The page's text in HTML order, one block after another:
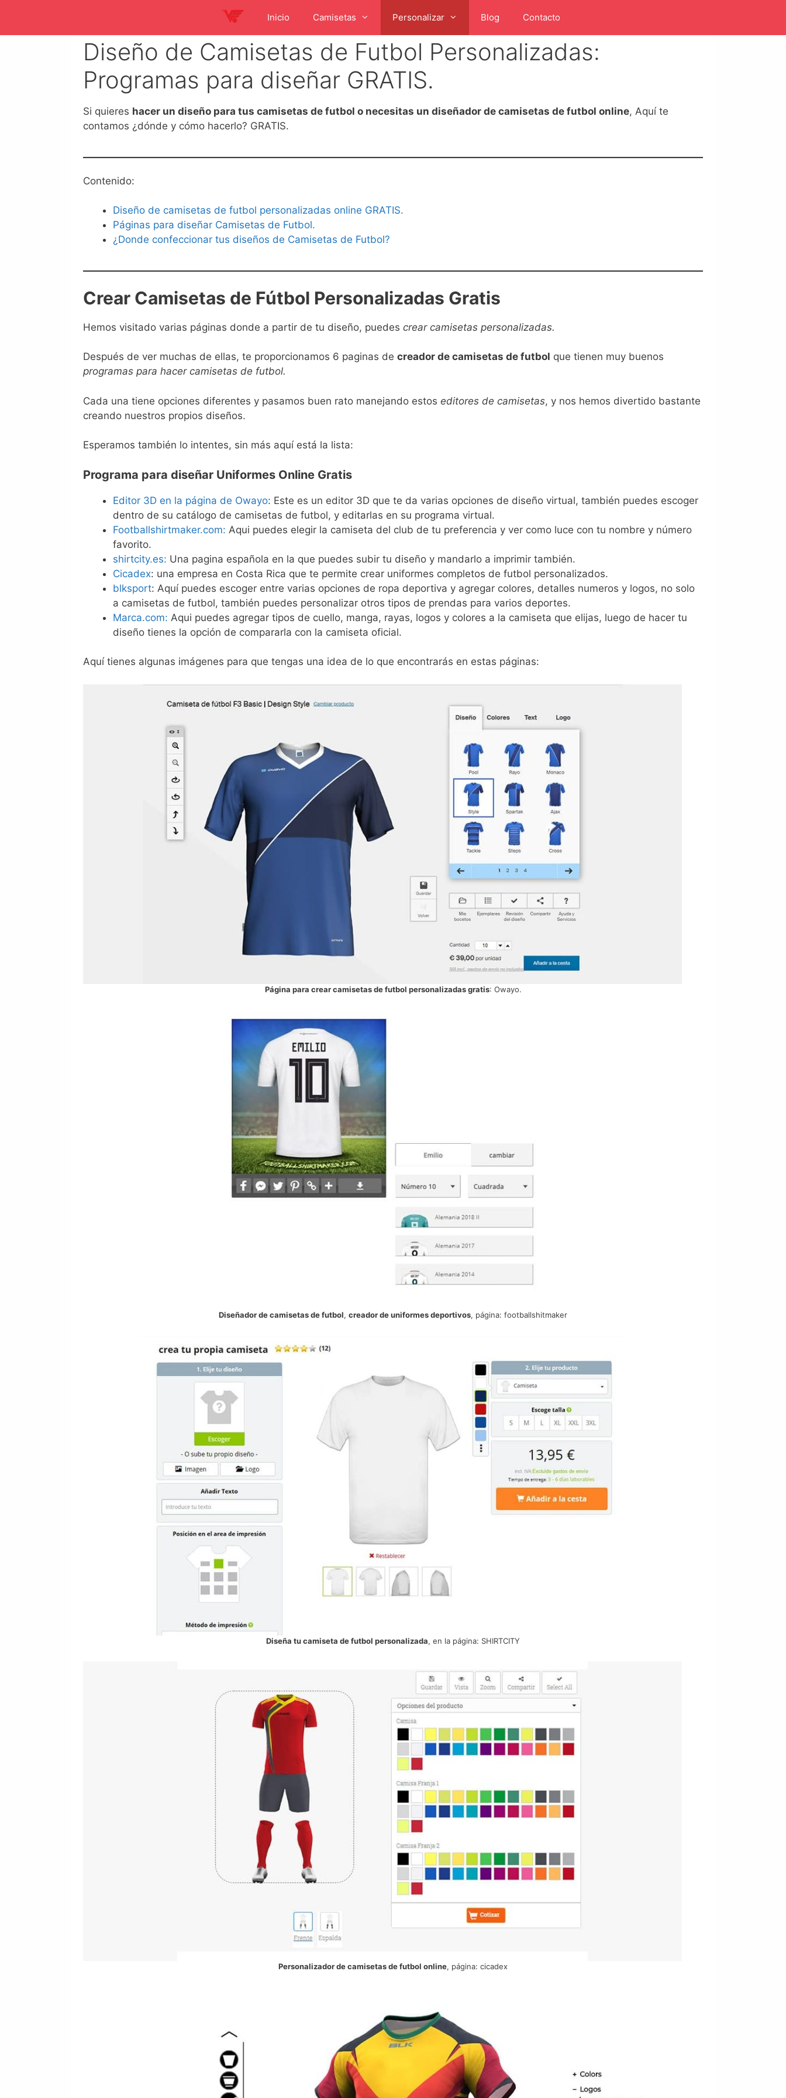
contenido
Inicio Camisetas Personalizar Blog Contacto
Diseño de Camisetas de Futbol Personalizadas:
Programas para diseñar GRATIS.
Si quieres hacer un diseño para tus camisetas de futbol o necesitas un diseñador de camisetas de futbol online, Aquí te
contamos ¿dónde y cómo hacerlo? GRATIS.
Contenido:
Diseño de camisetas de futbol personalizadas online GRATIS.
Páginas para diseñar Camisetas de Futbol.
¿Donde confeccionar tus diseños de Camisetas de Futbol?
Crear Camisetas de Fútbol Personalizadas Gratis
Hemos visitado varias páginas donde a partir de tu diseño, puedes crear camisetas personalizadas.
Después de ver muchas de ellas, te proporcionamos 6 paginas de creador de camisetas de futbol que tienen muy buenos
programas para hacer camisetas de futbol.
Cada una tiene opciones diferentes y pasamos buen rato manejando estos editores de camisetas, y nos hemos divertido bastante
creando nuestros propios diseños.
Esperamos también lo intentes, sin más aquí está la lista:
Programa para diseñar Uniformes Online Gratis
Editor 3D en la página de Owayo: Este es un editor 3D que te da varias opciones de diseño virtual, también puedes escoger
dentro de su catálogo de camisetas de futbol, y editarlas en su programa virtual.
Footballshirtmaker.com: Aqui puedes elegir la camiseta del club de tu preferencia y ver como luce con tu nombre y número
favorito.
shirtcity.es: Una pagina española en la que puedes subir tu diseño y mandarlo a imprimir también.
Cicadex: una empresa en Costa Rica que te permite crear uniformes completos de futbol personalizados.
blksport: Aquí puedes escoger entre varias opciones de ropa deportiva y agregar colores, detalles numeros y logos, no solo
a camisetas de futbol, también puedes personalizar otros tipos de prendas para varios deportes.
Marca.com: Aqui puedes agregar tipos de cuello, manga, rayas, logos y colores a la camiseta que elijas, luego de hacer tu
diseño tienes la opción de compararla con la camiseta oficial.
Aquí tienes algunas imágenes para que tengas una idea de lo que encontrarás en estas páginas:
Página para crear camisetas de futbol personalizadas gratis: Owayo.
Diseñador de camisetas de futbol, creador de uniformes deportivos, página: footballshitmaker
Diseña tu camiseta de futbol personalizada, en la página: SHIRTCITY
Personalizador de camisetas de futbol online, página: cicadex